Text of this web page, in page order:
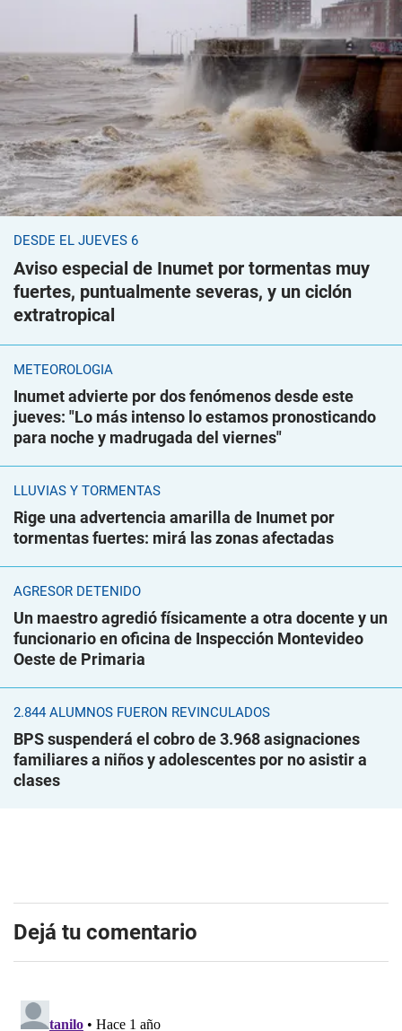
DESDE EL JUEVES 6
Aviso especial de Inumet por tormentas muy
fuertes, puntualmente severas, y un ciclón
extratropical
METEOROLOGÍA
Inumet advierte por dos fenómenos desde este
jueves: "Lo más intenso lo estamos pronosticando
para noche y madrugada del viernes"
LLUVIAS Y TORMENTAS
Rige una advertencia amarilla de Inumet por
tormentas fuertes: mirá las zonas afectadas
AGRESOR DETENIDO
Un maestro agredió físicamente a otra docente y un
funcionario en oficina de Inspección Montevideo
Oeste de Primaria
2.844 ALUMNOS FUERON REVINCULADOS
BPS suspenderá el cobro de 3.968 asignaciones
familiares a niños y adolescentes por no asistir a
clases
Dejá tu comentario